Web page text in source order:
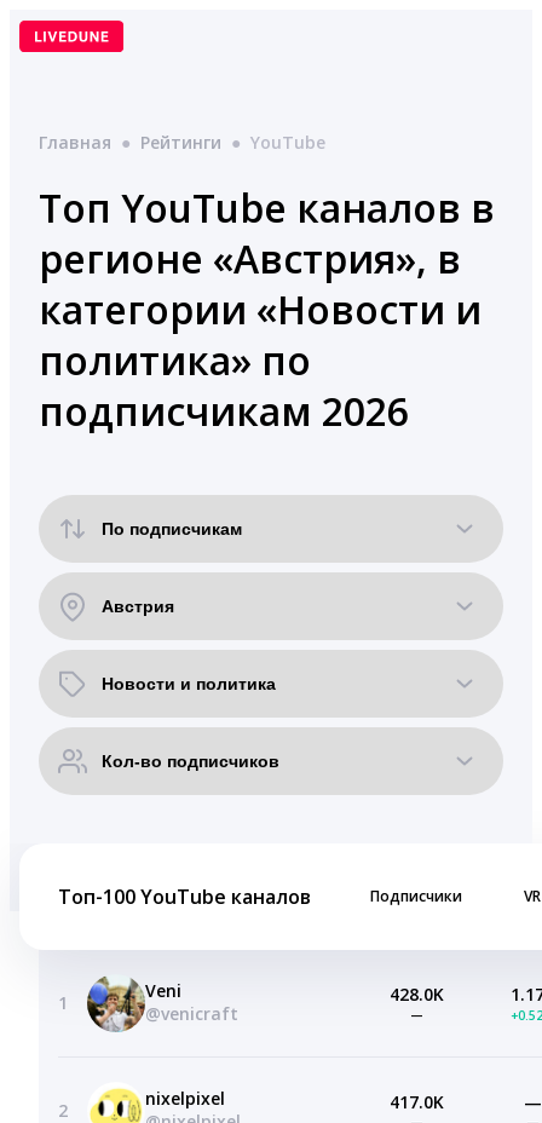
Перейти
Главная ● Рейтинги ● YouTube
Топ YouTube каналов в
регионе «Австрия», в
категории «Новости и
политика» по
подписчикам 2026
Топ-100 YouTube каналов Подписчики VR
1
Veni
@venicraft
428.0K
—
2
nixelpixel
417.0K —